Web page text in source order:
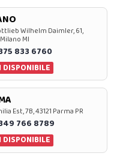
Wilhelm Daimler, 61,
MI
833 6760
DISPONIBILE
Est, 7B, 43121 Parma PR
766 8789
DISPONIBILE